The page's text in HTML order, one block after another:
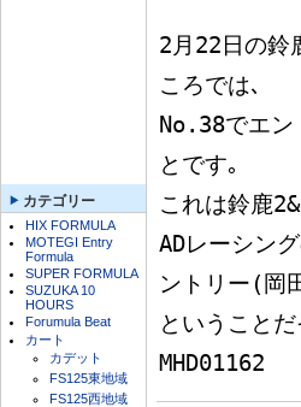
カテゴリー
HIX FORMULA
MOTEGI Entry
Formula
SUPER FORMULA
SUZUKA 10
HOURS
Forumula Beat
カート
カデット
FS125東地域
FS125西地域
2月22日の鈴
ころでは､
No.38でエン
とです｡
これは鈴鹿
ADレーシン
ントリー(岡
ということだ